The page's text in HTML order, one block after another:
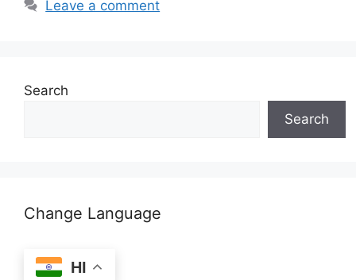
Leave a comment
Search
Search
Change Language
HI